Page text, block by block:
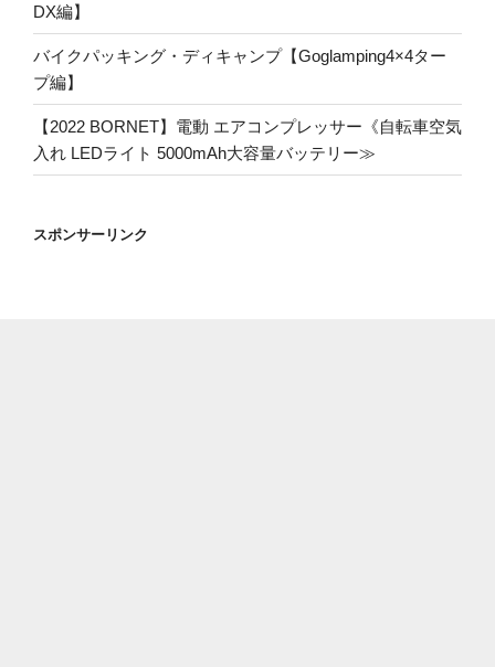
DX編】
バイクパッキング・ディキャンプ【Goglamping4×4ター
プ編】
【2022 BORNET】電動 エアコンプレッサー《自転車空気
入れ LEDライト 5000mAh大容量バッテリー≫
スポンサーリンク